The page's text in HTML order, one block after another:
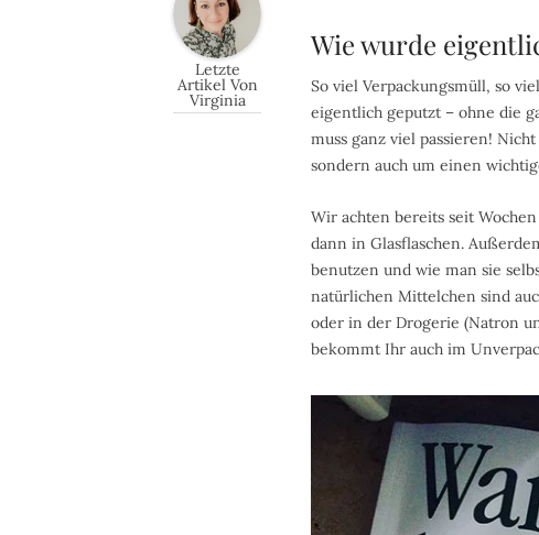
Letzte
Artikel Von
Virginia
Wie wurde
So viel Verpackungsmüll, so
eigentlich geputzt – ohne die
muss ganz viel passieren!
sondern auch um einen
Wir achten bereits seit
dann in Glasflaschen.
benutzen und wie man sie
natürlichen Mittelchen sind
oder in der Drogerie (Natron
bekommt Ihr auch im